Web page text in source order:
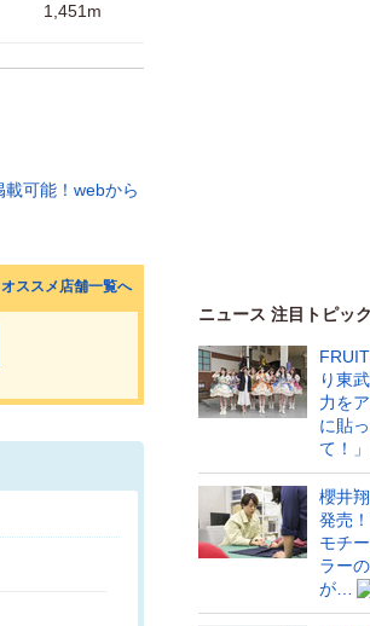
1,451m
オススメ店舗一覧へ
ニュース 注目トピッ
り東
力を
に貼
て！」
櫻井
発売
モチ
ラー
が…